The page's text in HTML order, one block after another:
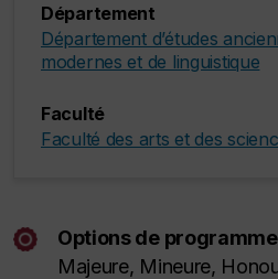
Département
Département d’études
modernes et de linguistique
Faculté
Faculté des arts et des
Options de programme
Majeure, Mineure,